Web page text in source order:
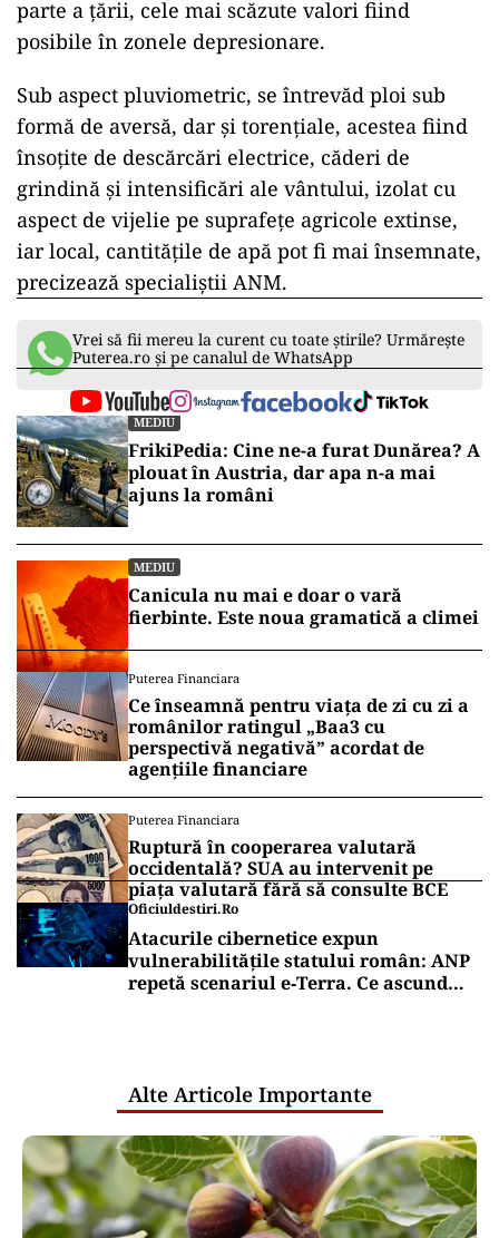
parte a ţării, cele mai scăzute valori fiind
posibile în zonele depresionare.
Sub aspect pluviometric, se întrevăd ploi sub
formă de aversă, dar şi torenţiale, acestea fiind
însoţite de descărcări electrice, căderi de
grindină şi intensificări ale vântului, izolat cu
aspect de vijelie pe suprafeţe agricole extinse,
iar local, cantităţile de apă pot fi mai însemnate,
precizează specialiştii ANM.
Vrei să fii mereu la curent cu toate știrile? Urmărește
Puterea.ro și pe canalul de WhatsApp
MEDIU
FrikiPedia: Cine ne-a furat Dunărea? A
plouat în Austria, dar apa n-a mai
ajuns la români
MEDIU
Canicula nu mai e doar o vară
fierbinte. Este noua gramatică a climei
Puterea Financiara
Ce înseamnă pentru viața de zi cu zi a
românilor ratingul „Baa3 cu
perspectivă negativă” acordat de
agențiile financiare
Puterea Financiara
Ruptură în cooperarea valutară
occidentală? SUA au intervenit pe
piața valutară fără să consulte BCE
Oficiuldestiri.ro
Atacurile cibernetice expun
vulnerabilitățile statului român: ANP
repetă scenariul e‑Terra. Ce ascund
Alte Articole Importante